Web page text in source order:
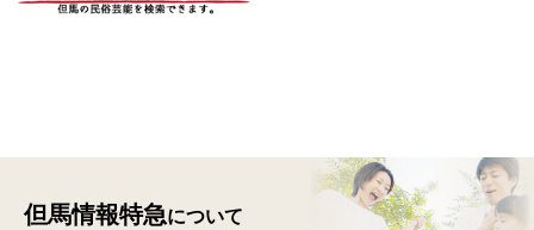
但馬情報特急について